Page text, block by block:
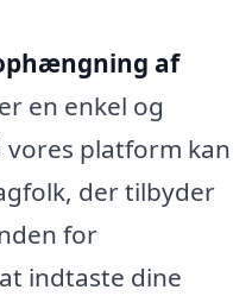
af
er en enkel og
vores platform kan
der tilbyder
for
indtaste dine